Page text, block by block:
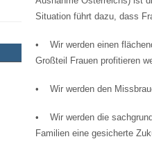
Situation führt dazu, dass
• Wir werden einen
Großteil Frauen profitieren
• Wir werden den
• Wir werden die
Familien eine gesicherte